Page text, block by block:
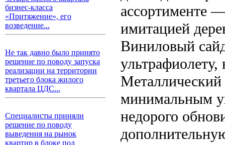
бизнес-класса
«Притяжение», его
возведение...
Не так давно было принято
решение по поводу запуска
реализации на территории
третьего блока жилого
квартала ЦДС...
Специалисты приняли
решение по поводу
выведения на рынок
квартир в блоке под
ассортименте
имитацией
Виниловый
Металлический
минимальным
недорого